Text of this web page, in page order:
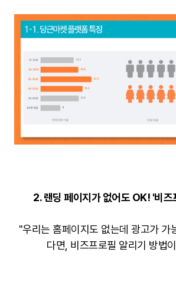
2. 랜딩 페이지가 없어도 OK! '비즈
"우리는 홈페이지도 없는데 광고가 가
다면, 비즈프로필 알리기 방법